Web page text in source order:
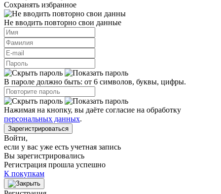
Сохранять избранное
Не вводить повторно свои данные
В пароле должно быть: от 6 символов, буквы, цифры.
Нажимая на кнопку, вы даёте согласие на обработку
персональных данных.
Зарегистрироваться
Войти,
если у вас уже есть учетная запись
Вы зарегистрировались
Регистрация прошла успешно
К покупкам